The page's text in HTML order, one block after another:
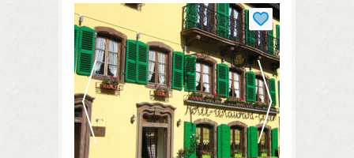
HIER REGISTRIEREN